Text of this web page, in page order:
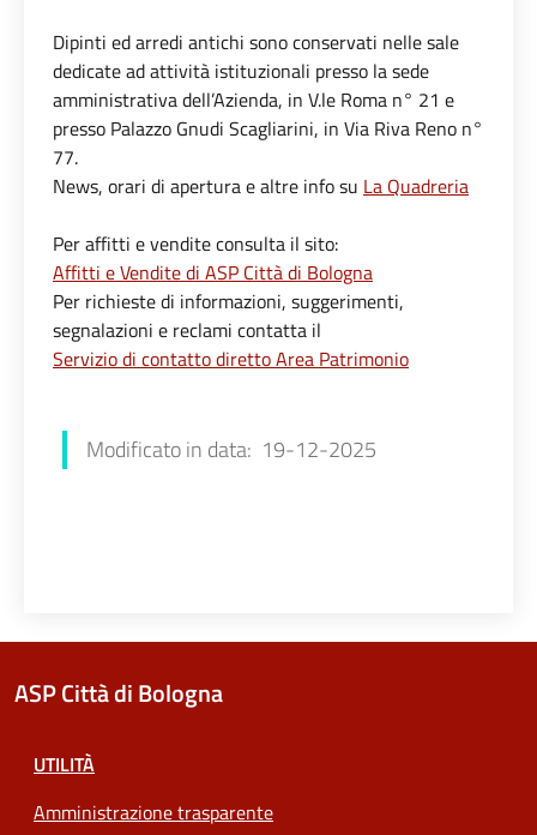
Dipinti ed arredi antichi sono conservati nelle sale
dedicate ad attività istituzionali presso la sede
amministrativa dell’Azienda, in V.le Roma n° 21 e
presso Palazzo Gnudi Scagliarini, in Via Riva Reno n°
77.
News, orari di apertura e altre info su La Quadreria
Per affitti e vendite consulta il sito:
Affitti e Vendite di ASP Città di Bologna
Per richieste di informazioni, suggerimenti,
segnalazioni e reclami contatta il
Servizio di contatto diretto Area Patrimonio
Modificato in data: 19-12-2025
ASP Città di Bologna
UTILITÀ
Amministrazione trasparente